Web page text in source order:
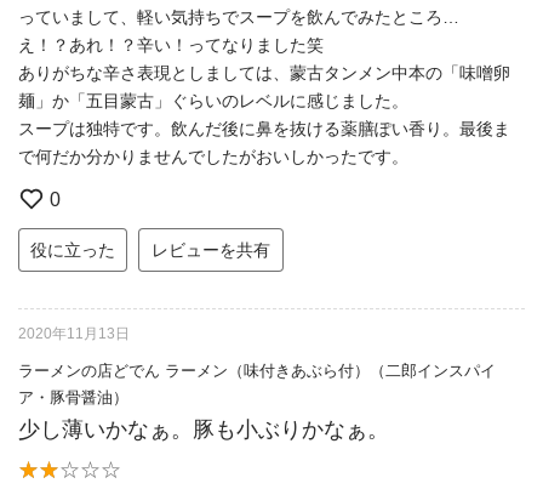
っていまして、軽い気持ちでスープを飲んでみたところ…
え！？あれ！？辛い！ってなりました笑
ありがちな辛さ表現としましては、蒙古タンメン中本の「味噌卵
麺」か「五目蒙古」ぐらいのレベルに感じました。
スープは独特です。飲んだ後に鼻を抜ける薬膳ぽい香り。最後ま
で何だか分かりませんでしたがおいしかったです。
0
役に立った レビューを共有
2020年11月13日
ラーメンの店どでん ラーメン（味付きあぶら付）（二郎インスパイ
ア・豚骨醤油）
少し薄いかなぁ。豚も小ぶりかなぁ。